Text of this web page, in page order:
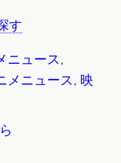
す
ニュース,
メニュース, 映